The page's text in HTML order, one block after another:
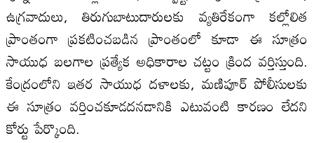
ఉగ్రవాదులు, తిరుగుబాటుదారులకు వ్యతిరేకంగా కల్లోలిత
ప్రాంతంగా ప్రకటించబడిన ప్రాంతంలో కూడా ఈ సూత్రం
సాయుధ బలగాల ప్రత్యేక అధికారాల చట్టం క్రింద వర్తిస్తుంది.
కేంద్రంలోని ఇతర సాయుధ దళాలకు, మణిపూర్ పోలీసులకు
ఈ సూత్రం వర్తించకూడదనడానికి ఎటువంటి కారణం లేదని
కోర్టు పేర్కొంది.